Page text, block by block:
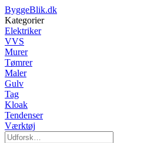
ByggeBlik.dk
Kategorier
Elektriker
VVS
Murer
Tømrer
Maler
Gulv
Tag
Kloak
Tendenser
Værktøj